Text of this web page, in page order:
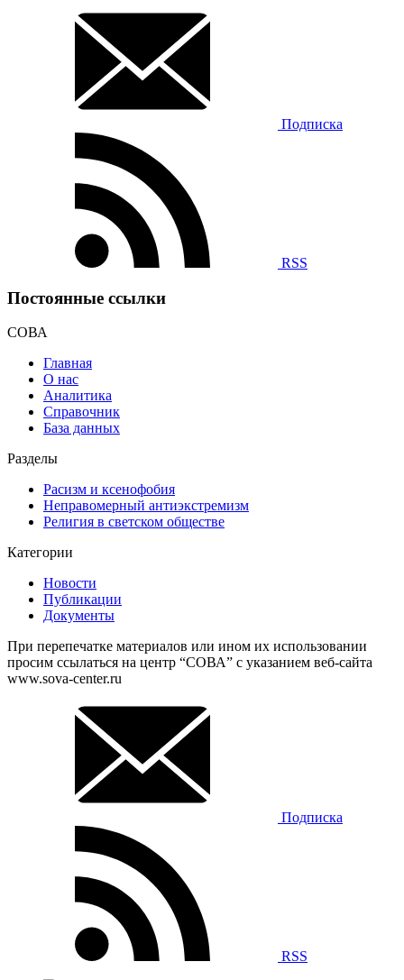
Подписка
RSS
Постоянные ссылки
СОВА
Главная
О нас
Аналитика
Справочник
База данных
Разделы
Расизм и ксенофобия
Неправомерный антиэкстремизм
Религия в светском обществе
Категории
Новости
Публикации
Документы
При перепечатке материалов или ином их использовании
просим ссылаться на центр “СОВА” с указанием веб-сайта
www.sova-center.ru
Подписка
RSS